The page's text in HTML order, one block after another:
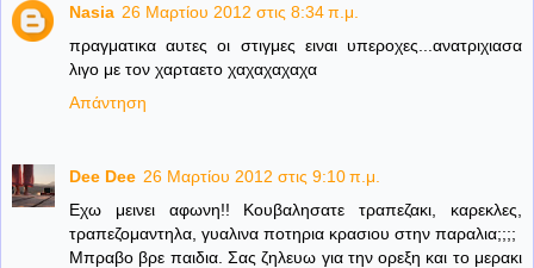
Nasia 26 Μαρτίου 2012 στις 8:34 π.μ.
πραγματικα αυτες οι στιγμες ειναι υπεροχες...ανατριχιασα
λιγο με τον χαρταετο χαχαχαχαχα
Απάντηση
Dee Dee 26 Μαρτίου 2012 στις 9:10 π.μ.
Εχω μεινει αφωνη!! Κουβαλησατε τραπεζακι, καρεκλες,
τραπεζομαντηλα, γυαλινα ποτηρια κρασιου στην παραλια;;;;
Μπραβο βρε παιδια. Σας ζηλευω για την ορεξη και το μερακι